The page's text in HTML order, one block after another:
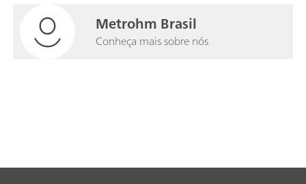
Metrohm Brasil
Conheça mais sobre nós